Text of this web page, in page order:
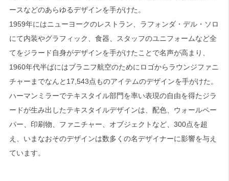
ースなどのあらゆるデザインを手がけた。
1959年にはニューヨークのレストラン、ラフォンダ・デル・ソロ
にて内装やグラフィック、食器、スタッフのユニフォームなど全
てをジラード自身がデザインを手がけたことで名声が高まり、
1960年代半ばにはブラニフ航空のためにロゴからラウンジファニ
チャーまでなんと17,543点ものアイテムのデザインを手がけた。
ハーマンミラーでテキスタイル部門を率い表現の自由を得たジラ
ードが生み出したテキスタイルデザインは、配色、ウォールペー
パー、印刷物、ファニチャー、オブジェクトなど、300点を超
え、いまなおそのデザインは数多くの名デザイナーに影響を与え
ています。